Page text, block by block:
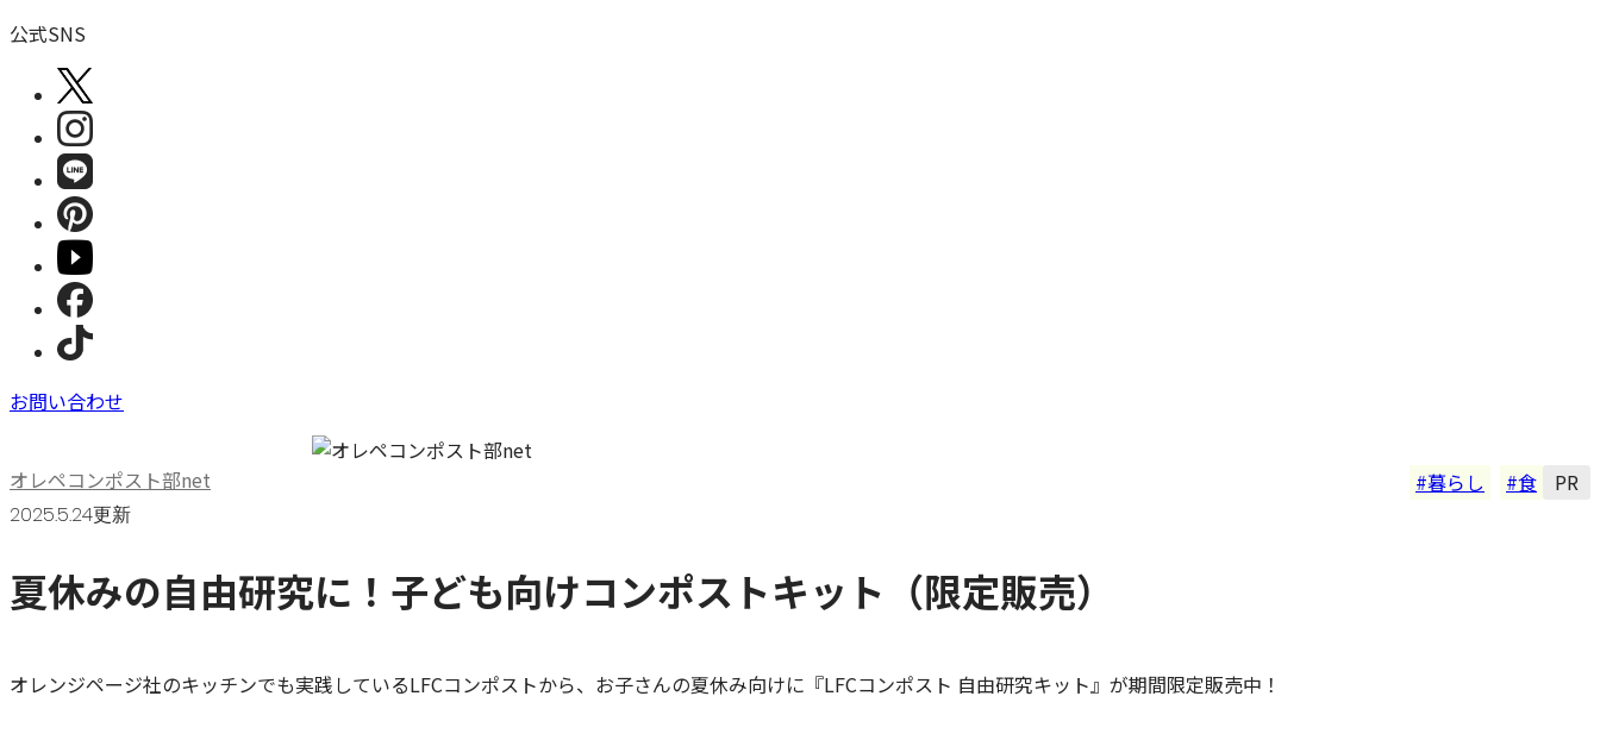
公式SNS
お問い合わせ
オレペコンポスト部net 暮らし 食 PR
2025.5.24更新
夏休みの自由研究に！子ども向けコンポストキット（限定販売）
オレンジページ社のキッチンでも実践しているLFCコンポストから、お子さんの夏休み向けに『LFCコンポスト 自由研究キット』が期間限定販売中！